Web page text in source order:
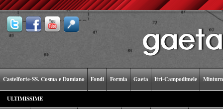
Castelforte-SS. Cosma e Damiano Fondi Formia Gaeta Itri-Campodimele
ULTIMISSIME